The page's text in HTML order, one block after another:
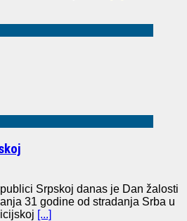
Srpskoj danas je Dan žalosti
31 godine od stradanja Srba u
[...]